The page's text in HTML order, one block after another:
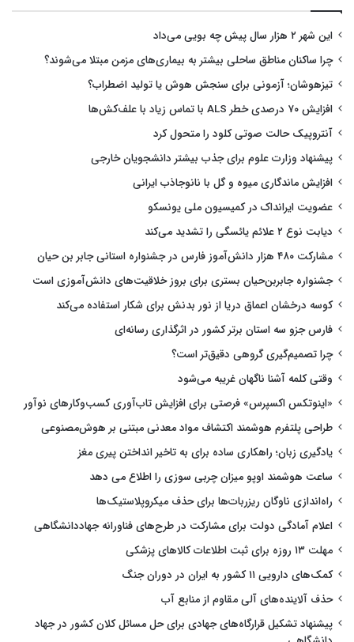
این شهر ۲ هزار سال پیش چه بویی می‌داد
چرا ساکنان مناطق ساحلی بیشتر به بیماری‌های مزمن مبتلا می‌شوند؟
تیزهوشان؛ آزمونی برای سنجش هوش یا تولید اضطراب؟
افزایش ۷۰ درصدی خطر ALS با تماس زیاد با علف‌کش‌ها
آنتروپیک حالت صوتی کلود را متحول کرد
پیشنهاد وزارت علوم برای جذب بیشتر دانشجویان خارجی
افزایش ماندگاری میوه و گل با نانوجاذب ایرانی
عضویت ایرانداک در کمیسیون ملی یونسکو
دیابت نوع ۲ علائم یائسگی را تشدید می‌کند
مشارکت ۴۸۰ هزار دانش‌آموز فارس در جشنواره استانی جابر بن حیان
جشنواره جابربن‌حیان بستری برای بروز خلاقیت‌های دانش‌آموزی است
کوسه درخشان اعماق دریا از نور بدنش برای شکار استفاده می‌کند
فارس جزو سه استان برتر کشور در اثرگذاری رسانه‌ای
چرا تصمیم‌گیری گروهی دقیق‌تر است؟
وقتی کلمه آشنا ناگهان غریبه می‌شود
«اینوتکس اکسپرس» فرصتی برای افزایش تاب‌آوری کسب‌وکارهای نوآور
طراحی پلتفرم هوشمند اکتشاف مواد معدنی مبتنی بر هوش‌مصنوعی
یادگیری زبان؛ راهکاری ساده برای به تاخیر انداختن پیری مغز
ساعت هوشمند اوپو میزان چربی سوزی را اطلاع می دهد
راه‌اندازی ناوگان ریزربات‌ها برای حذف میکروپلاستیک‌ها
اعلام آمادگی دولت برای مشارکت در طرح‌های فناورانه جهاددانشگاهی
مهلت ۱۳ روزه برای ثبت اطلاعات کالاهای پزشکی
کمک‌های دارویی ۱۱ کشور به ایران در دوران جنگ
حذف آلاینده‌های آلی مقاوم از منابع آب
پیشنهاد تشکیل قرارگاه‌های جهادی برای حل مسائل کلان کشور در جهاد